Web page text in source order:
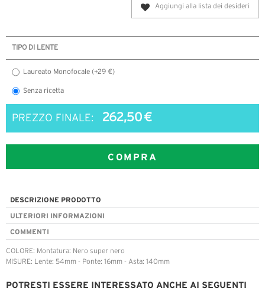
Aggiungi alla lista dei desideri
TIPO DI LENTE
Laureato Monofocale (+29 €)
Senza ricetta
PREZZO FINALE: 262,50 €
COMPRA
DESCRIZIONE PRODOTTO
ULTERIORI INFORMAZIONI
COMMENTI
COLORE: Montatura: Nero super nero
MISURE: Lente: 54mm - Ponte: 16mm - Asta: 140mm
POTRESTI ESSERE INTERESSATO ANCHE AI SEGUENTI